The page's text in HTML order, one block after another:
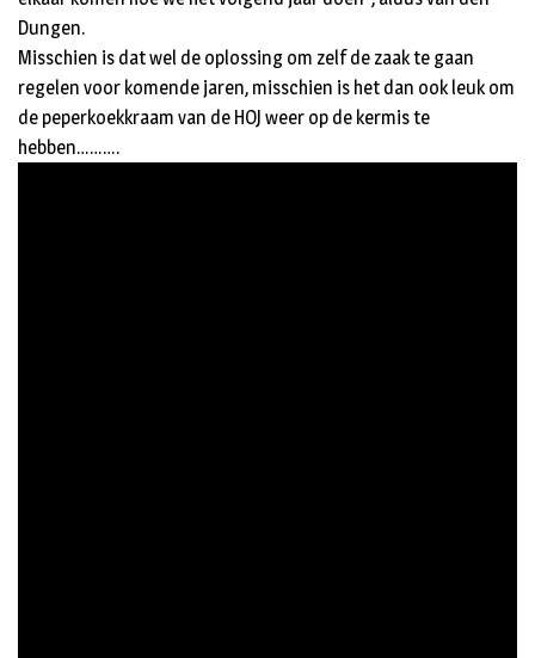
Dungen.
Misschien is dat wel de oplossing om zelf de zaak te gaan
regelen voor komende jaren, misschien is het dan ook leuk om
de peperkoekkraam van de HOJ weer op de kermis te
hebben……….